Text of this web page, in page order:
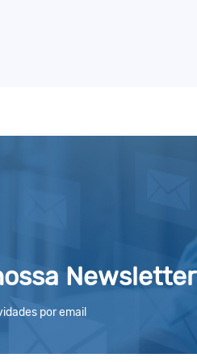
Newsletter
por email